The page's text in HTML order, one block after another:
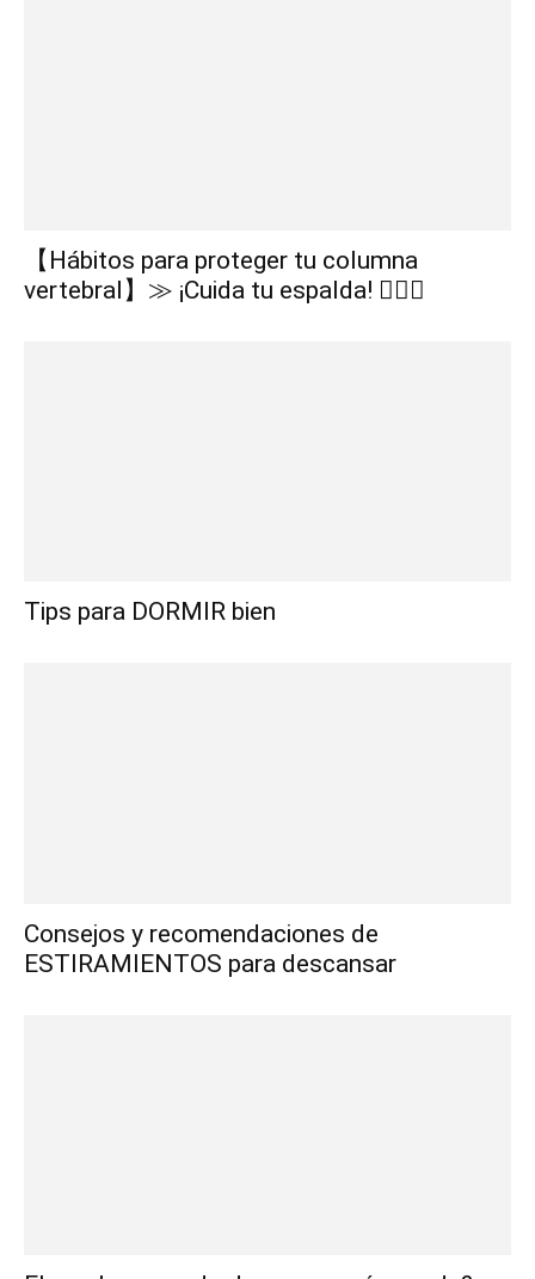
【Hábitos para proteger tu columna
vertebral】≫ ¡Cuida tu espalda! 🏋️‍♀️💪
Tips para DORMIR bien
Consejos y recomendaciones de
ESTIRAMIENTOS para descansar